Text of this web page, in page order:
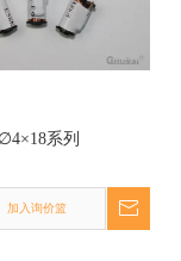
∅4×18系列
加入询价篮